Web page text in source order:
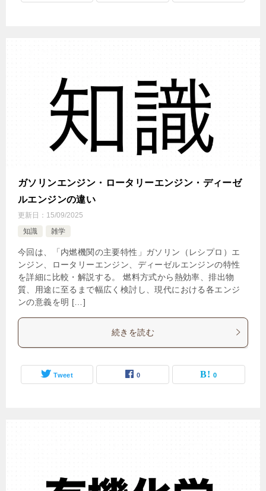
ガソリンエンジン・ロータリーエンジン・ディーゼ
ルエンジンの違い
更新日： 15/09/2025
知識
雑学
今回は、「内燃機関の主要特性」ガソリン（レシプロ）エ
ンジン、ロータリーエンジン、ディーゼルエンジンの特性
を詳細に比較・解説する。 燃料方式から熱効率、排出物
質、用途に至るまで幅広く検討し、現代における各エンジ
ンの意義を明 […]
続きを読む
Tweet 0 0